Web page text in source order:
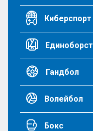
Киберспорт
Гандбол
Волейбол
Бокс